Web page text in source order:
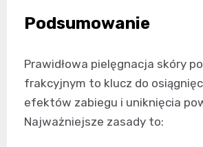
Podsumowanie
Prawidłowa pielęgnacja skóry
frakcyjnym to klucz do
efektów zabiegu i uniknięcia
Najważniejsze zasady to: